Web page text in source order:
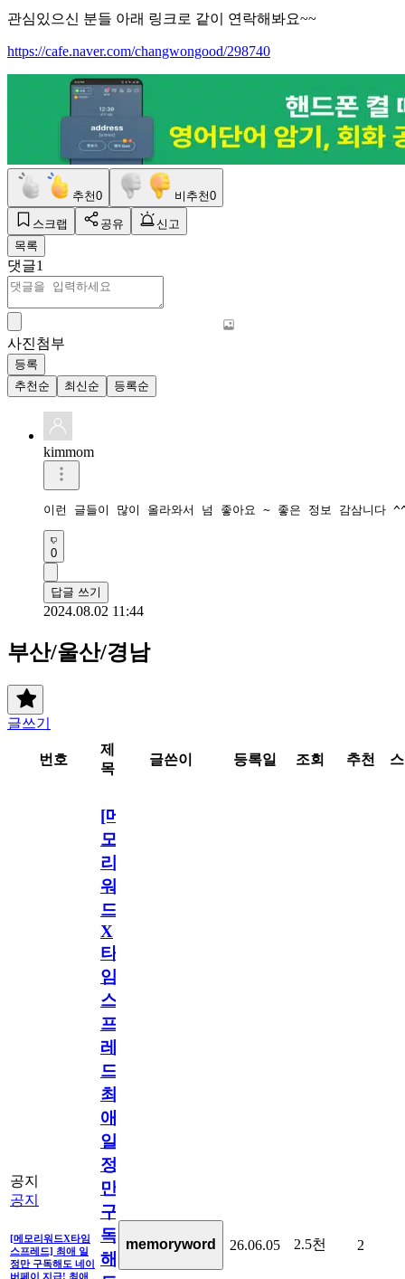
관심있으신 분들 아래 링크로 같이 연락해봐요~~
https://cafe.naver.com/changwongood/298740
추천0 비추천0
스크랩 공유
신고
목록
댓글1
사진첨부
등록
추천순
최신순 등록순
kimmom
이런 글들이 많이 올라와서 넘 좋아요 ~ 좋은 정보 감삼니다
0
답글 쓰기
2024.08.02 11:44
부산/울산/경남
글쓰기
번호
제
목
글쓴이 등록일 조회 추천
공지
공지
[메모리워드X타임
스프레드] 최애 일
정만 구독해도 네이
버페이 지급! 최애
[메
모
리
워
드
X
타
임
스
프
레
드]
최
애
일
정
만
구
독
해
memoryword 26.06.05 2.5천 2